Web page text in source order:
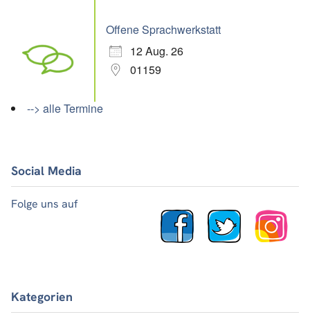
Offene Sprachwerkstatt
12 Aug. 26
01159
--> alle Termine
Social Media
Folge uns auf
Kategorien